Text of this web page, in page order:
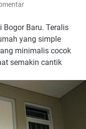
Baru. Teralis
yang simple
minimalis cocok
semakin cantik